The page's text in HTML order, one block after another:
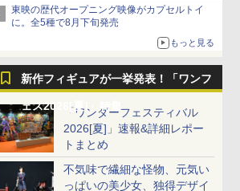
東映の歴代オープニング映像がカプセルトイ
に。全5種で8月下旬発売
もっと見る
新作フィギュアが一挙発表！「ワンフ
ェス2026[夏]」特集「ワンダーフェスティバル
2026[夏]」速報&詳細レポー
トまとめ
不気味で繊細な怪物、元気い
っぱいの美少女、独得デザイ